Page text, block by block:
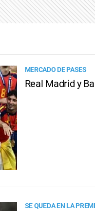
MERCADO DE PASES
Real Madrid y
SE QUEDA EN LA